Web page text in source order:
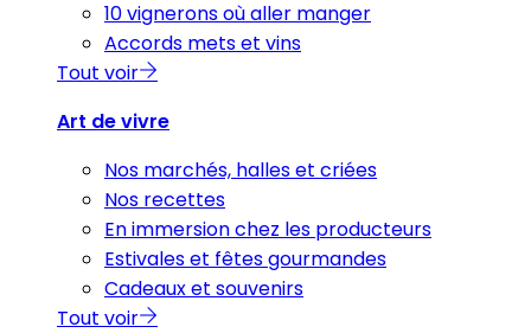
10 vignerons où aller manger
Accords mets et vins
Tout voir
Art de vivre
Nos marchés, halles et criées
Nos recettes
En immersion chez les producteurs
Estivales et fêtes gourmandes
Cadeaux et souvenirs
Tout voir